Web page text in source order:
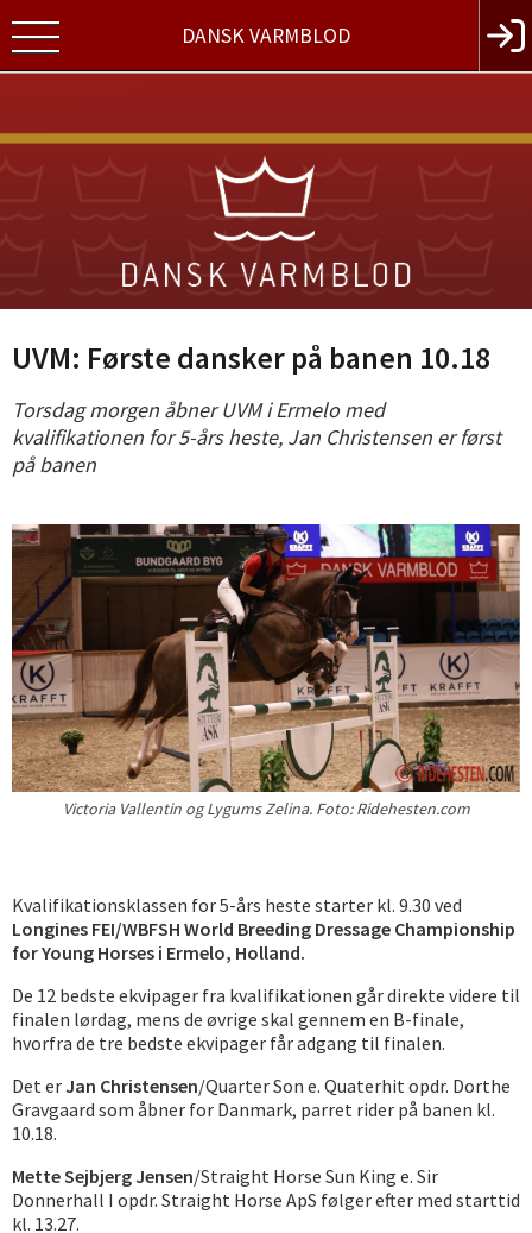
DANSK VARMBLOD
UVM: Første dansker på banen 10.18
Torsdag morgen åbner UVM i Ermelo med
kvalifikationen for 5-års heste, Jan Christensen er først
på banen
Victoria Vallentin og Lygums Zelina. Foto: Ridehesten.com
Kvalifikationsklassen for 5-års heste starter kl. 9.30 ved
Longines FEI/WBFSH World Breeding Dressage Championship
for Young Horses i Ermelo, Holland.
De 12 bedste ekvipager fra kvalifikationen går direkte videre til
finalen lørdag, mens de øvrige skal gennem en B-finale,
hvorfra de tre bedste ekvipager får adgang til finalen.
Det erJan Christensen/Quarter Son e. Quaterhit opdr. Dorthe
Gravgaard som åbner for Danmark, parret rider på banen kl.
10.18.
Mette Sejbjerg Jensen/Straight Horse Sun King e. Sir
Donnerhall I opdr. Straight Horse ApS følger efter med starttid
kl. 13.27.